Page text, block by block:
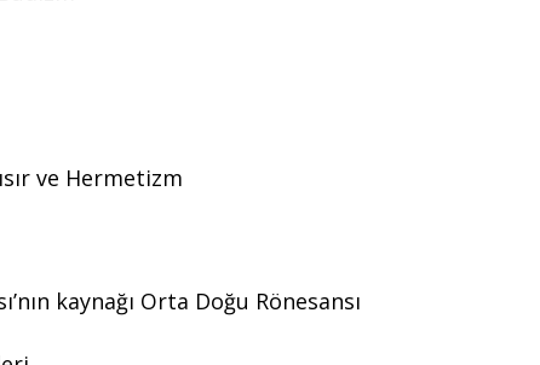
ve Hermetizm
kaynağı Orta Doğu Rönesansı